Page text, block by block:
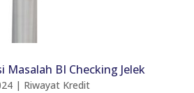
Masalah BI Checking Jelek
| Riwayat Kredit